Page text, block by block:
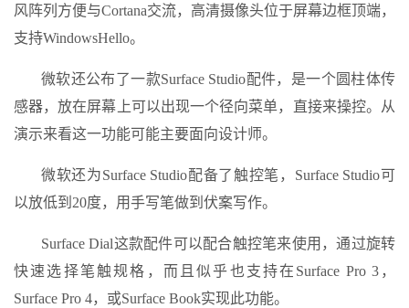
风阵列方便与Cortana交流，高清摄像头位于屏幕边框顶端，
支持WindowsHello。
微软还公布了一款Surface Studio配件，是一个圆柱体传
感器，放在屏幕上可以出现一个径向菜单，直接来操控。从
演示来看这一功能可能主要面向设计师。
微软还为Surface Studio配备了触控笔，Surface Studio可
以放低到20度，用手写笔做到伏案写作。
Surface Dial这款配件可以配合触控笔来使用，通过旋转
快速选择笔触规格，而且似乎也支持在Surface Pro 3，
Surface Pro 4，或Surface Book实现此功能。